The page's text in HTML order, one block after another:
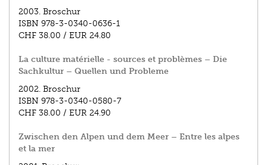
2003. Broschur
ISBN 978-3-0340-0636-1
CHF 38.00 / EUR 24.80
La culture matérielle - sources et problèmes – Die
Sachkultur – Quellen und Probleme
2002. Broschur
ISBN 978-3-0340-0580-7
CHF 38.00 / EUR 24.90
Zwischen den Alpen und dem Meer – Entre les alpes
et la mer